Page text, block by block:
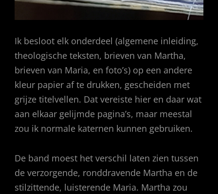
Ik besloot elk onderdeel (algemene inleiding,
theologische teksten, brieven van Martha,
brieven van Maria, en foto’s) op een andere
kleur papier af te drukken, gescheiden met
grijze titelvellen. Dat vereiste hier en daar wat
aan elkaar gelijmde pagina’s, maar meestal
zou ik normale katernen kunnen gebruiken.
De band moest het verschil laten zien tussen
de verzorgende, ronddravende Martha en de
stilzittende, luisterende Maria. Martha zou